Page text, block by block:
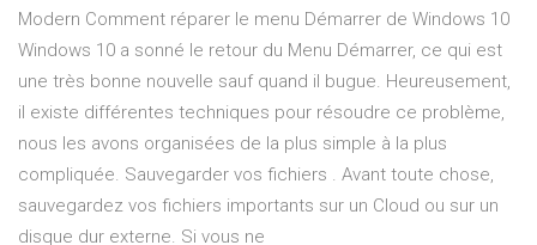
Modern Comment réparer le menu Démarrer de Windows 10
Windows 10 a sonné le retour du Menu Démarrer, ce qui est
une très bonne nouvelle sauf quand il bugue. Heureusement,
il existe différentes techniques pour résoudre ce problème,
nous les avons organisées de la plus simple à la plus
compliquée. Sauvegarder vos fichiers . Avant toute chose,
sauvegardez vos fichiers importants sur un Cloud ou sur un
disque dur externe. Si vous ne